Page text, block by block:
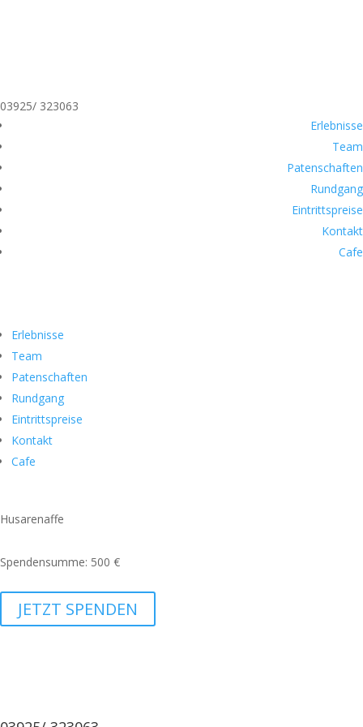
03925/ 323063
Erlebnisse
Team
Patenschaften
Rundgang
Eintrittspreise
Kontakt
Cafe
Erlebnisse
Team
Patenschaften
Rundgang
Eintrittspreise
Kontakt
Cafe
Husarenaffe
Spendensumme: 500 €
JETZT SPENDEN